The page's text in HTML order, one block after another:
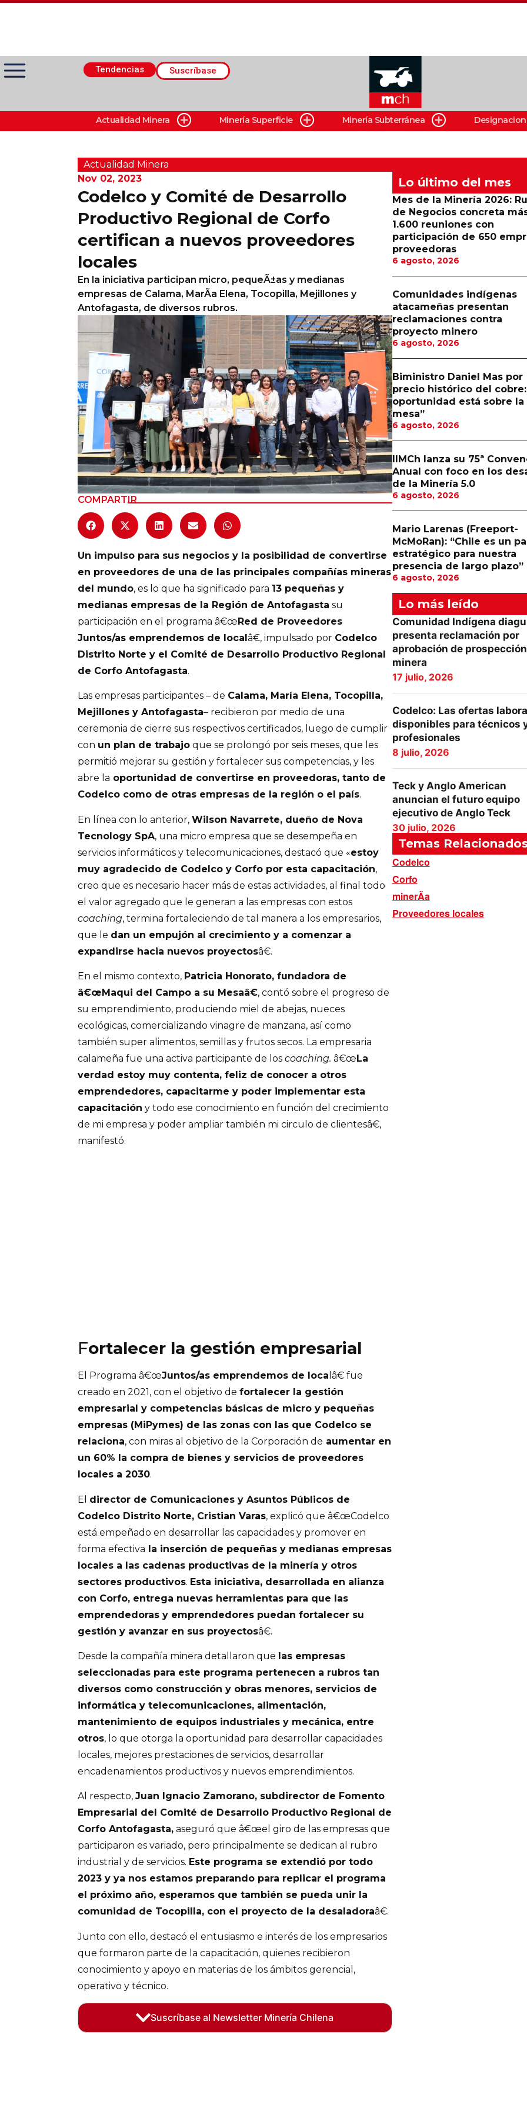
Tendencias Suscríbase
Actualidad Minera
Minería Superficie
Minerí­a Subterránea
Columnas de Opinión
Calendario de Eventos
Actualidad Minera Minería Superficie Minería Subterránea
Actualidad Minera
Nov 02, 2023
Codelco y Comité de Desarrollo
Productivo Regional de Corfo
certifican a nuevos proveedores
locales
En la iniciativa participan micro, pequeÃ±as y medianas
empresas de Calama, MarÃ­a Elena, Tocopilla, Mejillones y
Antofagasta, de diversos rubros.
COMPARTIR
Un impulso para sus negocios y la posibilidad de convertirse
en proveedores de una de las principales compañías mineras
del mundo, es lo que ha significado para 13 pequeñas y
medianas empresas de la Región de Antofagasta su
participación en el programa â€œRed de Proveedores
Juntos/as emprendemos de localâ€, impulsado por Codelco
Distrito Norte y el Comité de Desarrollo Productivo Regional
de Corfo Antofagasta.
Las empresas participantes – de Calama, María Elena, Tocopilla,
Mejillones y Antofagasta– recibieron por medio de una
ceremonia de cierre sus respectivos certificados, luego de cumplir
con un plan de trabajo que se prolongó por seis meses, que les
permitió mejorar su gestión y fortalecer sus competencias, y les
abre la oportunidad de convertirse en proveedoras, tanto de
Codelco como de otras empresas de la región o el país.
En línea con lo anterior, Wilson Navarrete, dueño de Nova
Tecnology SpA, una micro empresa que se desempeña en
servicios informáticos y telecomunicaciones, destacó que «estoy
muy agradecido de Codelco y Corfo por esta capacitación,
creo que es necesario hacer más de estas actividades, al final todo
el valor agregado que le generan a las empresas con estos
coaching, termina fortaleciendo de tal manera a los empresarios,
que le dan un empujón al crecimiento y a comenzar a
expandirse hacia nuevos proyectosâ€.
En el mismo contexto, Patricia Honorato, fundadora de
â€œMaqui del Campo a su Mesaâ€, contó sobre el progreso de
su emprendimiento, produciendo miel de abejas, nueces
ecológicas, comercializando vinagre de manzana, así como
también super alimentos, semillas y frutos secos. La empresaria
calameña fue una activa participante de los coaching. â€œLa
verdad estoy muy contenta, feliz de conocer a otros
emprendedores, capacitarme y poder implementar esta
capacitación y todo ese conocimiento en función del crecimiento
de mi empresa y poder ampliar también mi circulo de clientesâ€,
manifestó.
Fortalecer la gestión empresarial
El Programa â€œJuntos/as emprendemos de loca lâ€ fue
creado en 2021, con el objetivo de fortalecer la gestión
empresarial y competencias básicas de micro y pequeñas
empresas (MiPymes) de las zonas con las que Codelco se
relaciona, con miras al objetivo de la Corporación de aumentar en
un 60% la compra de bienes y servicios de proveedores
locales a 2030.
El director de Comunicaciones y Asuntos Públicos de
Codelco Distrito Norte, Cristian Varas, explicó que â€œCodelco
está empeñado en desarrollar las capacidades y promover en
forma efectiva la inserción de pequeñas y medianas empresas
locales a las cadenas productivas de la minería y otros
sectores productivos. Esta iniciativa, desarrollada en alianza
con Corfo, entrega nuevas herramientas para que las
emprendedoras y emprendedores puedan fortalecer su
gestión y avanzar en sus proyectosâ€.
Desde la compañía minera detallaron que las empresas
seleccionadas para este programa pertenecen a rubros tan
diversos como construcción y obras menores, servicios de
informática y telecomunicaciones, alimentación,
mantenimiento de equipos industriales y mecánica, entre
otros, lo que otorga la oportunidad para desarrollar capacidades
locales, mejores prestaciones de servicios, desarrollar
encadenamientos productivos y nuevos emprendimientos.
Al respecto, Juan Ignacio Zamorano, subdirector de Fomento
Empresarial del Comité de Desarrollo Productivo Regional de
Corfo Antofagasta, aseguró que â€œel giro de las empresas que
participaron es variado, pero principalmente se dedican al rubro
industrial y de servicios. Este programa se extendió por todo
2023 y ya nos estamos preparando para replicar el programa
el próximo año, esperamos que también se pueda unir la
comunidad de Tocopilla, con el proyecto de la desaladoraâ€.
Junto con ello, destacó el entusiasmo e interés de los empresarios
que formaron parte de la capacitación, quienes recibieron
conocimiento y apoyo en materias de los ámbitos gerencial,
operativo y técnico.
Suscríbase al Newsletter Minería Chilena
Lo último del mes
Mes de la Minería 2026:
de Negocios concreta
1.600 reuniones con
participación de 650
proveedoras
6 agosto, 2026
Comunidades indígenas
atacameñas presentan
reclamaciones contra
proyecto minero
6 agosto, 2026
Biministro Daniel Mas por
precio histórico del cobre:
oportunidad está sobre la
mesa”
6 agosto, 2026
IIMCh lanza su 75ª
Anual con foco en los
de la Minería 5.0
6 agosto, 2026
Mario Larenas (Freeport-
McMoRan): “Chile es un
estratégico para nuestra
presencia de largo plazo”
6 agosto, 2026
Lo más leído
Comunidad Indígena
presenta reclamación por
aprobación de prospección
minera
17 julio, 2026
Codelco: Las ofertas
disponibles para técnicos
profesionales
8 julio, 2026
Teck y Anglo American
anuncian el futuro equipo
ejecutivo de Anglo Teck
30 julio, 2026
Temas Relacionados
Codelco
Corfo
minerÃ­a
Proveedores locales